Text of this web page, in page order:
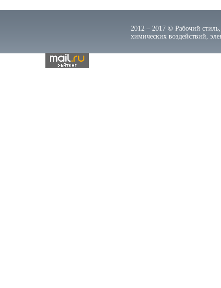
2012 – 2017 © Рабочий
химических воздействий,